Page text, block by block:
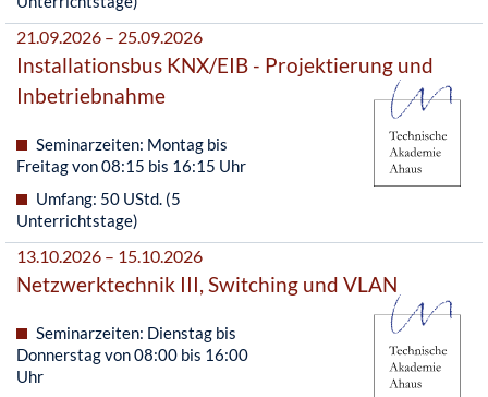
21.09.2026 – 25.09.2026
Installationsbus KNX/EIB - Projektierung und
Inbetriebnahme
Seminarzeiten: Montag bis
Freitag von 08:15 bis 16:15 Uhr
Umfang: 50 UStd. (5
Unterrichtstage)
13.10.2026 – 15.10.2026
Netzwerktechnik III, Switching und VLAN
Seminarzeiten: Dienstag bis
Donnerstag von 08:00 bis 16:00
Uhr